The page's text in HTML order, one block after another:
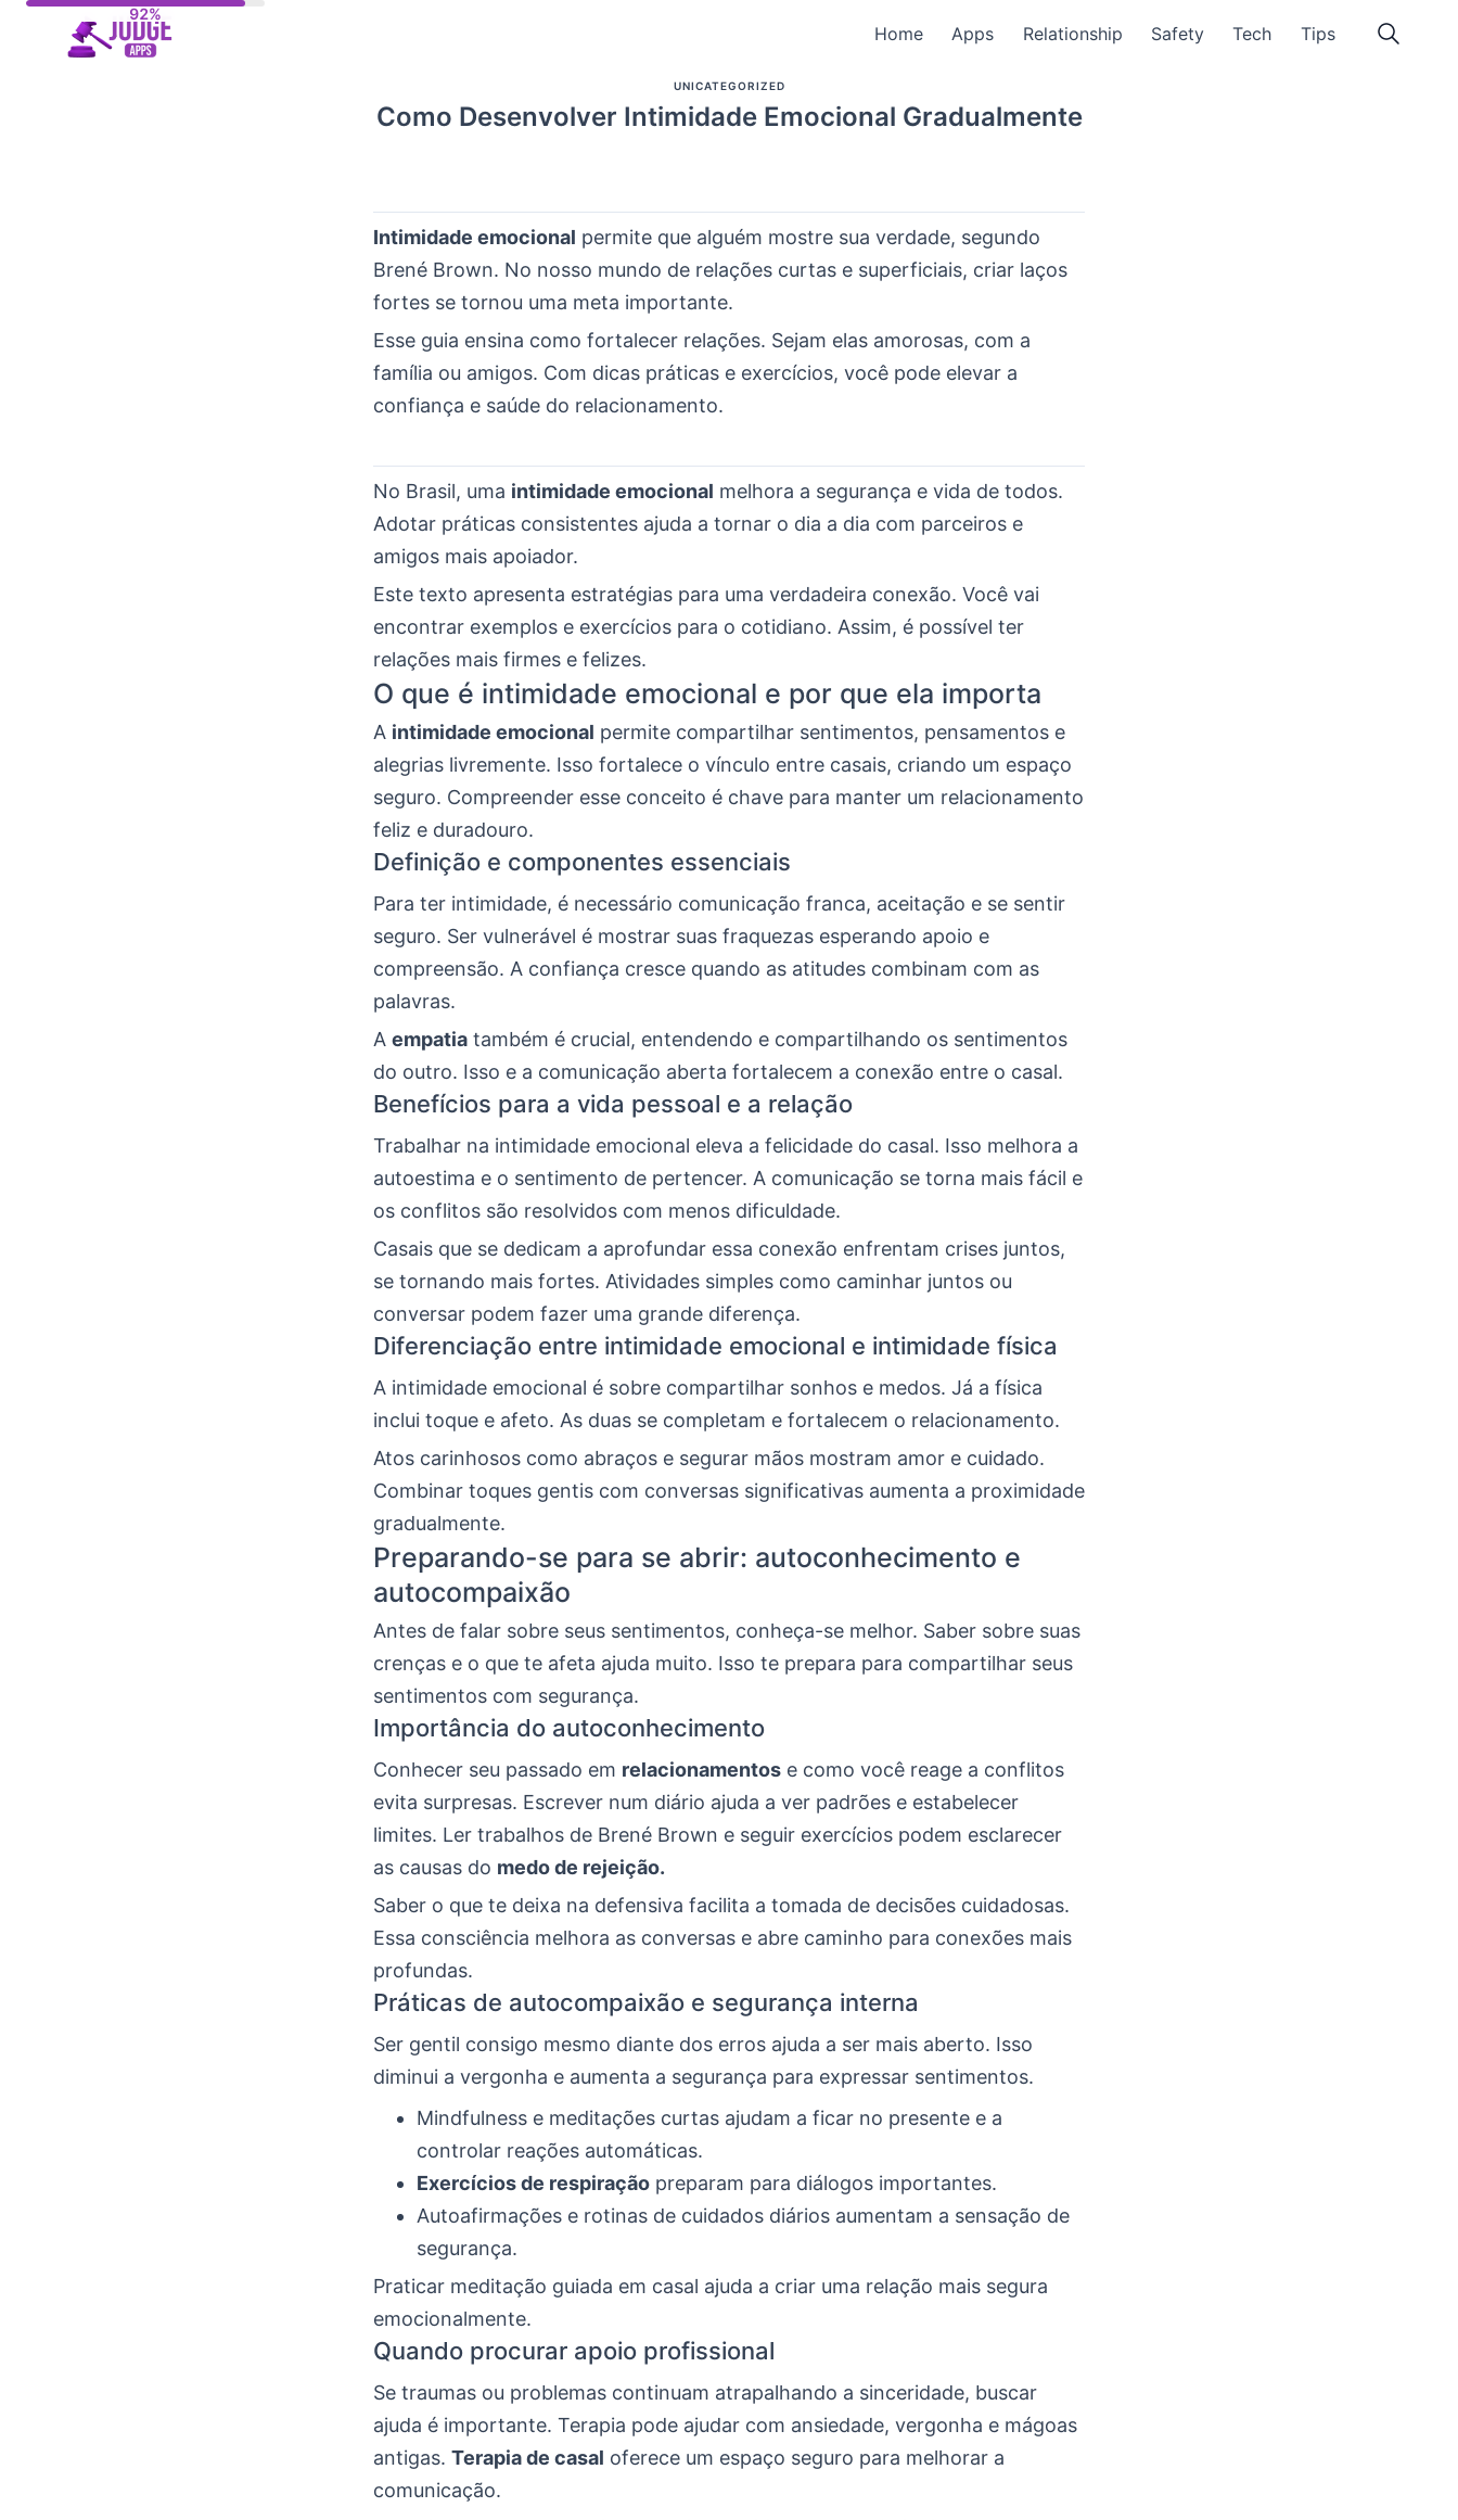
Home Apps Relationship Safety Tech Tips
UNICATEGORIZED
Como Desenvolver Intimidade Emocional Gradualmente
Intimidade emocional permite que alguém mostre sua verdade, segundo
Brené Brown. No nosso mundo de relações curtas e superficiais, criar laços
fortes se tornou uma meta importante.
Esse guia ensina como fortalecer relações. Sejam elas amorosas, com a
família ou amigos. Com dicas práticas e exercícios, você pode elevar a
confiança e saúde do relacionamento.
No Brasil, uma intimidade emocional melhora a segurança e vida de todos.
Adotar práticas consistentes ajuda a tornar o dia a dia com parceiros e
amigos mais apoiador.
Este texto apresenta estratégias para uma verdadeira conexão. Você vai
encontrar exemplos e exercícios para o cotidiano. Assim, é possível ter
relações mais firmes e felizes.
O que é intimidade emocional e por que ela importa
A intimidade emocional permite compartilhar sentimentos, pensamentos e
alegrias livremente. Isso fortalece o vínculo entre casais, criando um espaço
seguro. Compreender esse conceito é chave para manter um relacionamento
feliz e duradouro.
Definição e componentes essenciais
Para ter intimidade, é necessário comunicação franca, aceitação e se sentir
seguro. Ser vulnerável é mostrar suas fraquezas esperando apoio e
compreensão. A confiança cresce quando as atitudes combinam com as
palavras.
A empatia também é crucial, entendendo e compartilhando os sentimentos
do outro. Isso e a comunicação aberta fortalecem a conexão entre o casal.
Benefícios para a vida pessoal e a relação
Trabalhar na intimidade emocional eleva a felicidade do casal. Isso melhora a
autoestima e o sentimento de pertencer. A comunicação se torna mais fácil e
os conflitos são resolvidos com menos dificuldade.
Casais que se dedicam a aprofundar essa conexão enfrentam crises juntos,
se tornando mais fortes. Atividades simples como caminhar juntos ou
conversar podem fazer uma grande diferença.
Diferenciação entre intimidade emocional e intimidade física
A intimidade emocional é sobre compartilhar sonhos e medos. Já a física
inclui toque e afeto. As duas se completam e fortalecem o relacionamento.
Atos carinhosos como abraços e segurar mãos mostram amor e cuidado.
Combinar toques gentis com conversas significativas aumenta a proximidade
gradualmente.
Preparando-se para se abrir: autoconhecimento e
autocompaixão
Antes de falar sobre seus sentimentos, conheça-se melhor. Saber sobre suas
crenças e o que te afeta ajuda muito. Isso te prepara para compartilhar seus
sentimentos com segurança.
Importância do autoconhecimento
Conhecer seu passado em relacionamentos e como você reage a conflitos
evita surpresas. Escrever num diário ajuda a ver padrões e estabelecer
limites. Ler trabalhos de Brené Brown e seguir exercícios podem esclarecer
as causas do medo de rejeição.
Saber o que te deixa na defensiva facilita a tomada de decisões cuidadosas.
Essa consciência melhora as conversas e abre caminho para conexões mais
profundas.
Práticas de autocompaixão e segurança interna
Ser gentil consigo mesmo diante dos erros ajuda a ser mais aberto. Isso
diminui a vergonha e aumenta a segurança para expressar sentimentos.
Mindfulness e meditações curtas ajudam a ficar no presente e a
controlar reações automáticas.
Exercícios de respiração preparam para diálogos importantes.
Autoafirmações e rotinas de cuidados diários aumentam a sensação de
segurança.
Praticar meditação guiada em casal ajuda a criar uma relação mais segura
emocionalmente.
Quando procurar apoio profissional
Se traumas ou problemas continuam atrapalhando a sinceridade, buscar
ajuda é importante. Terapia pode ajudar com ansiedade, vergonha e mágoas
antigas. Terapia de casal oferece um espaço seguro para melhorar a
comunicação.